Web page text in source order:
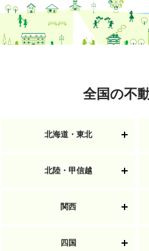
全国の不
北海道・東北
北陸・甲信越
関西
四国